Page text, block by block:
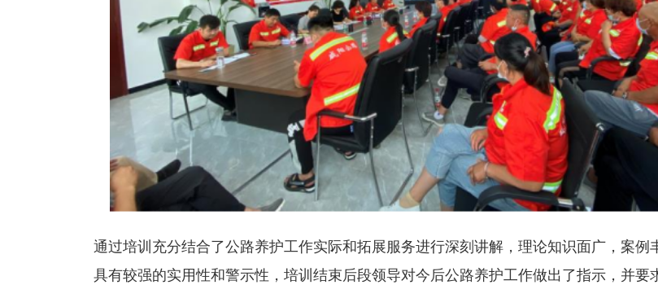
通过培训充分结合了公路养护工作实际和拓展服务进行深刻讲解，理论知识面广，案例
具有较强的实用性和警示性，培训结束后段领导对今后公路养护工作做出了指示，并要